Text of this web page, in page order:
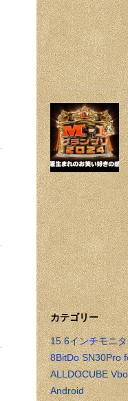
カテゴリー
15.6インチモニ
8BitDo SN30Pro
ALLDOCUBE
Android